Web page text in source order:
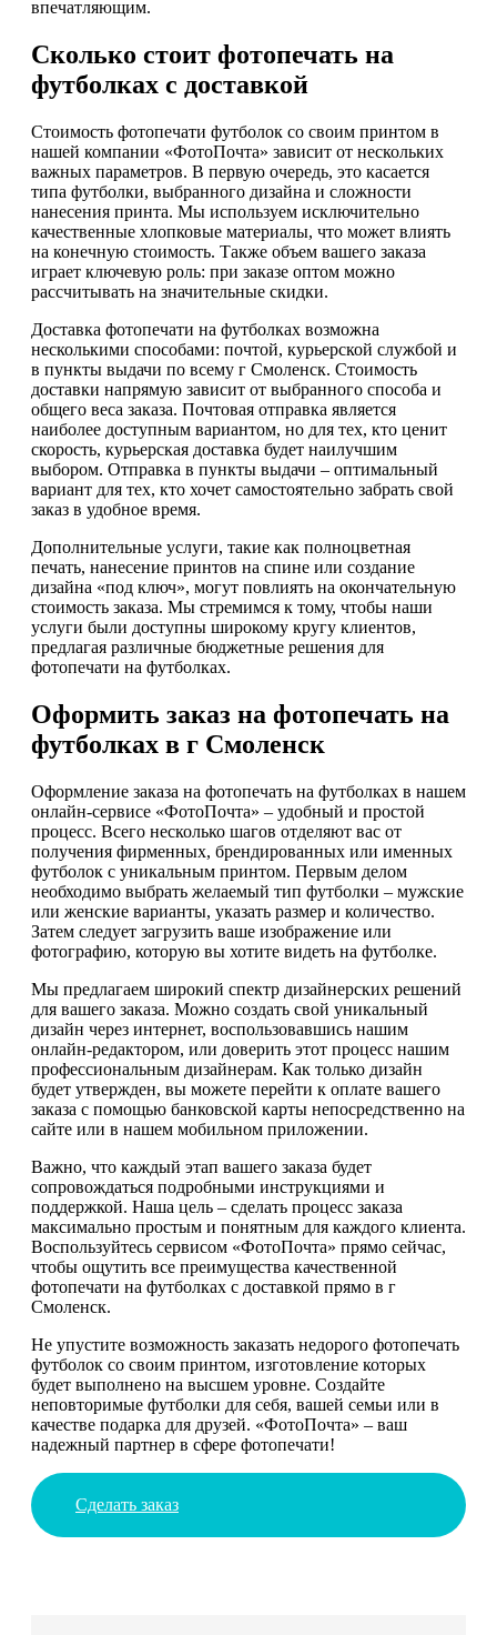
впечатляющим.
Сколько стоит фотопечать на
футболках с доставкой
Стоимость фотопечати футболок со своим принтом в
нашей компании «ФотоПочта» зависит от нескольких
важных параметров. В первую очередь, это касается
типа футболки, выбранного дизайна и сложности
нанесения принта. Мы используем исключительно
качественные хлопковые материалы, что может влиять
на конечную стоимость. Также объем вашего заказа
играет ключевую роль: при заказе оптом можно
рассчитывать на значительные скидки.
Доставка фотопечати на футболках возможна
несколькими способами: почтой, курьерской службой и
в пункты выдачи по всему г Смоленск. Стоимость
доставки напрямую зависит от выбранного способа и
общего веса заказа. Почтовая отправка является
наиболее доступным вариантом, но для тех, кто ценит
скорость, курьерская доставка будет наилучшим
выбором. Отправка в пункты выдачи – оптимальный
вариант для тех, кто хочет самостоятельно забрать свой
заказ в удобное время.
Дополнительные услуги, такие как полноцветная
печать, нанесение принтов на спине или создание
дизайна «под ключ», могут повлиять на окончательную
стоимость заказа. Мы стремимся к тому, чтобы наши
услуги были доступны широкому кругу клиентов,
предлагая различные бюджетные решения для
фотопечати на футболках.
Оформить заказ на фотопечать на
футболках в г Смоленск
Оформление заказа на фотопечать на футболках в нашем
онлайн-сервисе «ФотоПочта» – удобный и простой
процесс. Всего несколько шагов отделяют вас от
получения фирменных, брендированных или именных
футболок с уникальным принтом. Первым делом
необходимо выбрать желаемый тип футболки – мужские
или женские варианты, указать размер и количество.
Затем следует загрузить ваше изображение или
фотографию, которую вы хотите видеть на футболке.
Мы предлагаем широкий спектр дизайнерских решений
для вашего заказа. Можно создать свой уникальный
дизайн через интернет, воспользовавшись нашим
онлайн-редактором, или доверить этот процесс нашим
профессиональным дизайнерам. Как только дизайн
будет утвержден, вы можете перейти к оплате вашего
заказа с помощью банковской карты непосредственно на
сайте или в нашем мобильном приложении.
Важно, что каждый этап вашего заказа будет
сопровождаться подробными инструкциями и
поддержкой. Наша цель – сделать процесс заказа
максимально простым и понятным для каждого клиента.
Воспользуйтесь сервисом «ФотоПочта» прямо сейчас,
чтобы ощутить все преимущества качественной
фотопечати на футболках с доставкой прямо в г
Смоленск.
Не упустите возможность заказать недорого фотопечать
футболок со своим принтом, изготовление которых
будет выполнено на высшем уровне. Создайте
неповторимые футболки для себя, вашей семьи или в
качестве подарка для друзей. «ФотоПочта» – ваш
надежный партнер в сфере фотопечати!
Сделать заказ